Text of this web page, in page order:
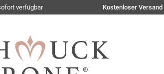
verfügbar Kostenloser Versand